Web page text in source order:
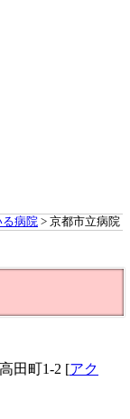
る病院 > 京都市立病院
田町1-2 [アク